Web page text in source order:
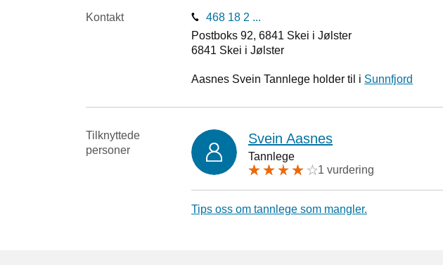
Kontakt
468 18 2 ...
Postboks 92, 6841 Skei i Jølster
6841 Skei i Jølster
Aasnes Svein Tannlege holder til i Sunnfjord
Tilknyttede
personer
Svein Aasnes
Tannlege
1 vurdering
Tips oss om tannlege som mangler.